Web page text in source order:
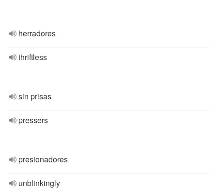
herradores
thriftless
sin prisas
pressers
presionadores
unblinkingly